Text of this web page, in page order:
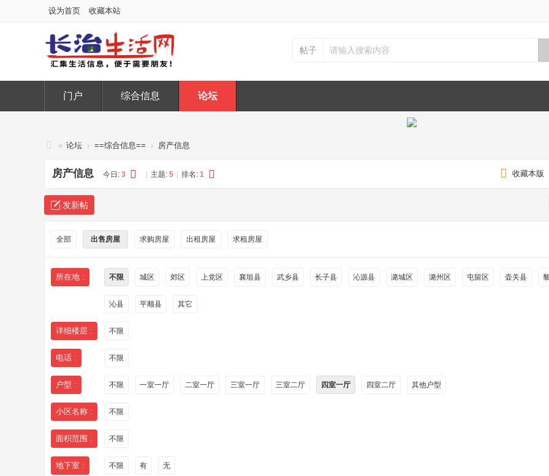
设为首页 收藏本站
帖子
门户 综合信息 论坛
治
生
活
» 论坛 › ==综合信息== › 房产信息
收藏本版
房产信息 今日: 3 主题: 5 排名: 1
发新帖
全部 出售房屋 求购房屋 出租房屋 求租房屋
所在地 : 不限 城区 郊区 上党区 襄垣县 武乡县 长子县 沁源县 潞城区 潞州区 屯留区 壶关县
沁县 平顺县 其它
详细楼层 : 不限
电话 : 不限
户型 : 不限 一室一厅 二室一厅 三室一厅 三室二厅 四室一厅 四室二厅 其他户型
小区名称 : 不限
面积范围 : 不限
地下室 : 不限 有 无